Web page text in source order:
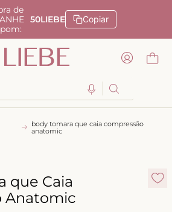
de
50LIEBE Copiar
body tomara que caia compressão
anatomic
que Caia
Anatomic